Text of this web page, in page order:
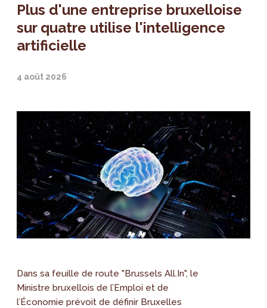
Plus d'une entreprise bruxelloise
sur quatre utilise l'intelligence
artificielle
4 août 2026
Dans sa feuille de route "Brussels All.In", le
Ministre bruxellois de l’Emploi et de
l’Économie prévoit de définir Bruxelles